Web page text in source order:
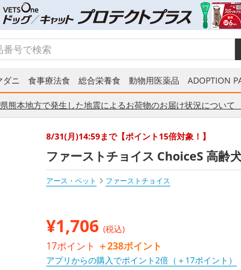
ダニ 食事療法食 総合栄養食 動物用医薬品 ADOPTION
熊本地方で発生した地震によるお荷物のお届け状況について
8/31(月)14:59まで【ポイント15倍対象！】
ファーストチョイス ChoiceS 高齢
アース・ペット
ファーストチョイス
¥1,706 (税込)
17ポイント ＋238ポイント
アプリからの購入でポイント2倍（＋17ポイント）